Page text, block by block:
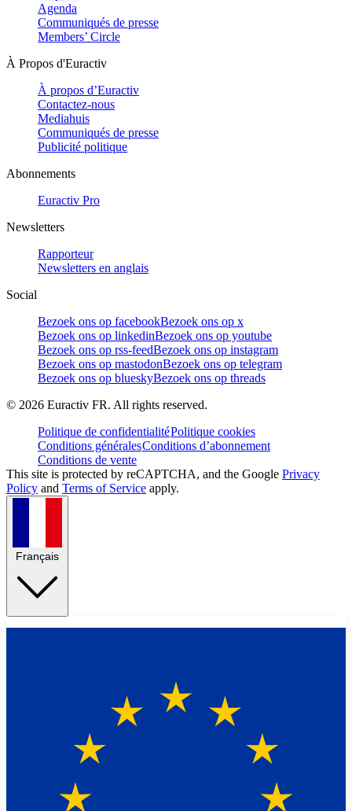
Agenda
Communiqués de presse
Members’ Circle
À Propos d'Euractiv
À propos d’Euractiv
Contactez-nous
Mediahuis
Communiqués de presse
Publicité politique
Abonnements
Euractiv Pro
Newsletters
Rapporteur
Newsletters en anglais
Social
Bezoek ons op facebookBezoek ons op x
Bezoek ons op linkedinBezoek ons op youtube
Bezoek ons op rss-feedBezoek ons op instagram
Bezoek ons op mastodonBezoek ons op telegram
Bezoek ons op blueskyBezoek ons op threads
© 2026 Euractiv FR. All rights reserved.
Politique de confidentialitéPolitique cookies
Conditions généralesConditions d’abonnement
Conditions de vente
This site is protected by reCAPTCHA, and the Google Privacy
Policy and Terms of Service apply.
Français